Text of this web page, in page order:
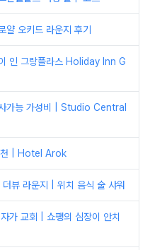
얄 오키드 라운지 후기
인 그랑플라스 Holiday Inn G
가능 가성비 | Studio Central
천 | Hotel Arok
뷰 라운지 | 위치 음식 술 샤워
가 교회 | 쇼팽의 심장이 안치